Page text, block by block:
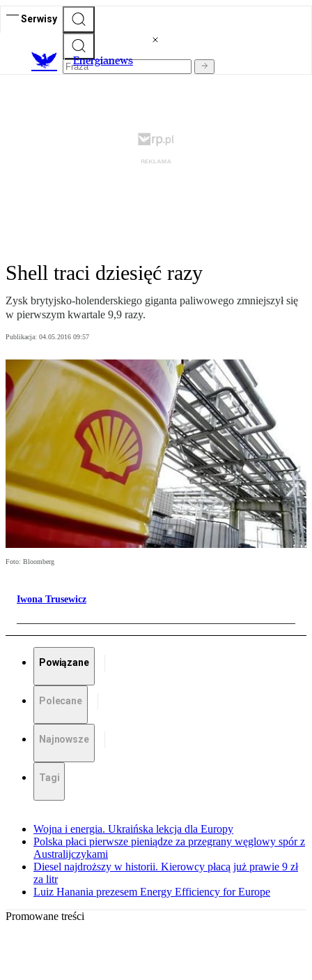
Serwisy
Energianews
Shell traci dziesięć razy
Zysk brytyjsko-holenderskiego giganta paliwowego zmniejszył się
w pierwszym kwartale 9,9 razy.
Publikacja: 04.05.2016 09:57
Foto: Bloomberg
Iwona Trusewicz
Powiązane
Polecane
Najnowsze
Tagi
Wojna i energia. Ukraińska lekcja dla Europy
Polska płaci pierwsze pieniądze za przegrany węglowy spór z
Australijczykami
Diesel najdroższy w historii. Kierowcy płacą już prawie 9 zł
za litr
Luiz Hanania prezesem Energy Efficiency for Europe
Promowane treści